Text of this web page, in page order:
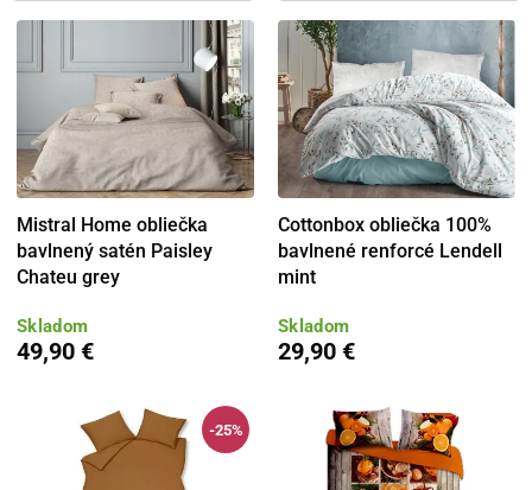
Mistral Home obliečka
bavlnený satén Paisley
Chateu grey
Skladom
49,90 €
Cottonbox obliečka 100%
bavlnené renforcé Lendell
mint
Skladom
29,90 €
-25%